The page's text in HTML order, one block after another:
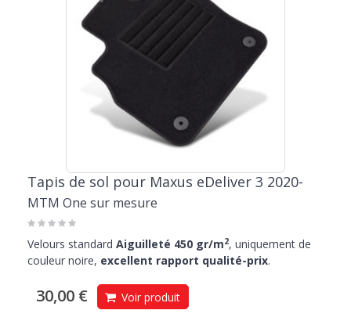
Tapis de sol pour Maxus eDeliver 3 2020-
MTM One sur mesure
Velours standard Aiguilleté 450 gr/m2, uniquement de
couleur noire, excellent rapport qualité-prix.
30,00 € Voir produit